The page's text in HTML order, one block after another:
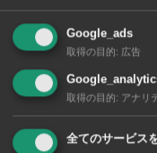
Google_ads
取得の目的: 広告
取得の目的: アナリ
全てのサービス